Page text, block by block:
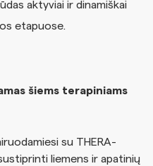
aktyviai ir dinamiškai
etapuose.
šiems terapiniams
su THERA-
liemens ir apatinių